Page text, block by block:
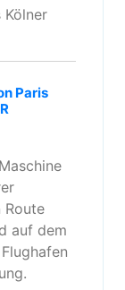
Kölner
Paris
Route
auf dem